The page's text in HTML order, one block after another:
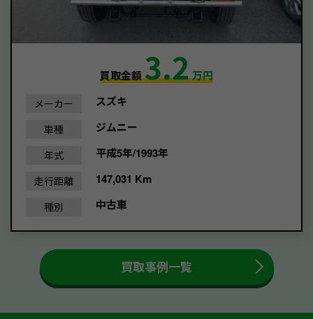
買取金額3.2万円
メーカー スズキ
車種 ジムニー
年式 平成5年/1993年
走行距離 147,031 Km
種別 中古車
買取事例一覧